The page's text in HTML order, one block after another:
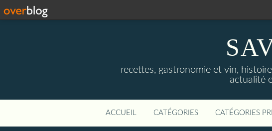
recettes, gastronomie et vin,
actualité
ACCUEIL CATÉGORIES CATÉGORIES